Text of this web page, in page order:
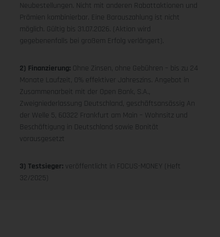
Neubestellungen. Nicht mit anderen Rabattaktionen und
Prämien kombinierbar. Eine Barauszahlung ist nicht
möglich. Gültig bis 31.07.2026. (Aktion wird
gegebenenfalls bei großem Erfolg verlängert).
2) Finanzierung: Ohne Zinsen, ohne Gebühren – bis zu 24
Monate Laufzeit, 0% effektiver Jahreszins. Angebot in
Zusammenarbeit mit der Open Bank, S.A.,
Zweigniederlassung Deutschland, geschäftsansässig An
der Welle 5, 60322 Frankfurt am Main – Wohnsitz und
Beschäftigung in Deutschland sowie Bonität
vorausgesetzt
3) Testsieger: veröffentlicht in FOCUS-MONEY (Heft
32/2025)